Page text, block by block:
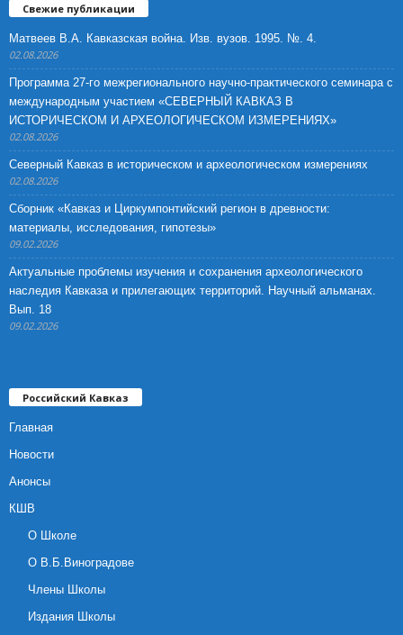
Свежие публикации
Матвеев В.А. Кавказская война. Изв. вузов. 1995. №. 4.
02.08.2026
Программа 27-го межрегионального научно-практического семинара с
международным участием «СЕВЕРНЫЙ КАВКАЗ В
ИСТОРИЧЕСКОМ И АРХЕОЛОГИЧЕСКОМ ИЗМЕРЕНИЯХ»
02.08.2026
Северный Кавказ в историческом и археологическом измерениях
02.08.2026
Сборник «Кавказ и Циркумпонтийский регион в древности:
материалы, исследования, гипотезы»
09.02.2026
Актуальные проблемы изучения и сохранения археологического
наследия Кавказа и прилегающих территорий. Научный альманах.
Вып. 18
09.02.2026
Российский Кавказ
Главная
Новости
Анонсы
КШВ
О Школе
О В.Б.Виноградове
Члены Школы
Издания Школы